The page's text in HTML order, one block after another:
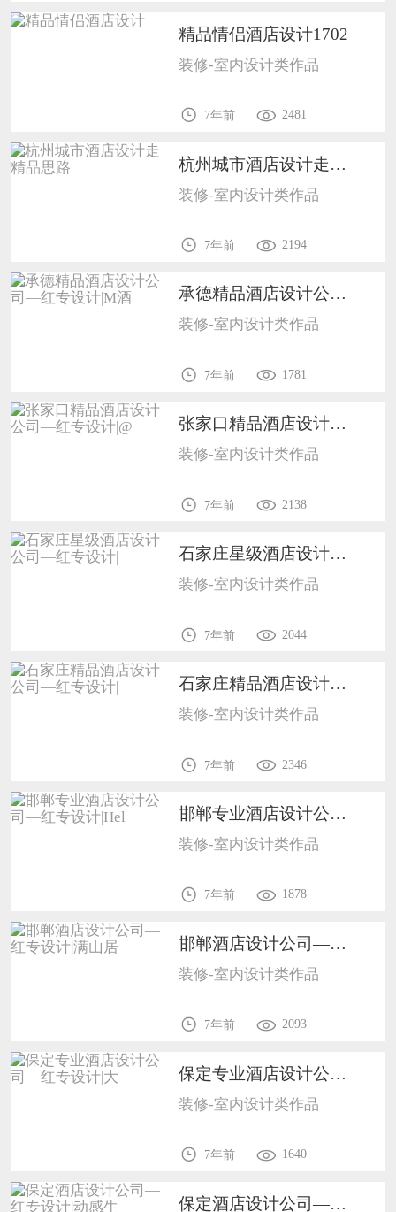
精品情侣酒店设计1702
装修-室内设计类作品
7年前 2481
杭州城市酒店设计走精品思路1702
装修-室内设计类作品
7年前 2194
承德精品酒店设计公司—红专设计|M酒1702
装修-室内设计类作品
7年前 1781
张家口精品酒店设计公司—红专设计|@1702
装修-室内设计类作品
7年前 2138
石家庄星级酒店设计公司—红专设计|1702
装修-室内设计类作品
7年前 2044
石家庄精品酒店设计公司—红专设计|1702
装修-室内设计类作品
7年前 2346
邯郸专业酒店设计公司—红专设计|Hel1702
装修-室内设计类作品
7年前 1878
邯郸酒店设计公司—红专设计|满山居1702
装修-室内设计类作品
7年前 2093
保定专业酒店设计公司—红专设计|大1702
装修-室内设计类作品
7年前 1640
保定酒店设计公司—红专设计|动感生1702